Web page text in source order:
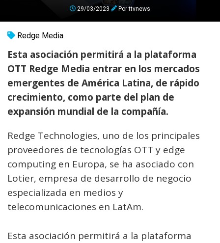
29/03/2023 Porttvnews
Redge Media
Esta asociación permitirá a la plataforma
OTT Redge Media entrar en los mercados
emergentes de América Latina, de rápido
crecimiento, como parte del plan de
expansión mundial de la compañía.
Redge Technologies, uno de los principales
proveedores de tecnologías OTT y edge
computing en Europa, se ha asociado con
Lotier, empresa de desarrollo de negocio
especializada en medios y
telecomunicaciones en LatAm.
Esta asociación permitirá a la plataforma